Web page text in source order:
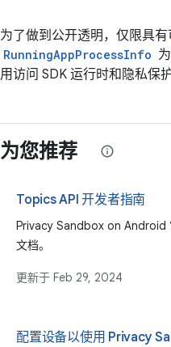
为了做到公开透明，仅限具
RunningAppProcessInfo 为
用访问 SDK 运行时和隐私保护
为您推荐
Topics API 开发者指南
Privacy Sandbox on Android
文档。
更新于 Feb 29, 2024
配置设备以使用 Privacy